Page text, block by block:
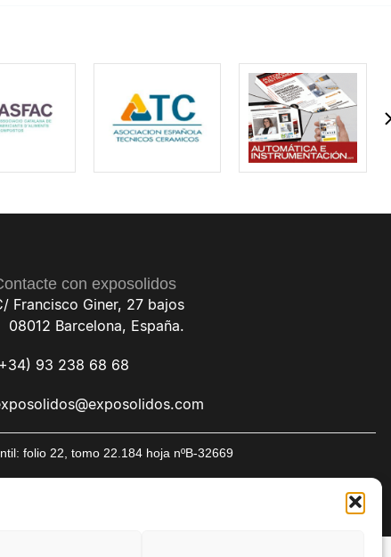
con exposolidos
Francisco Giner, 27 bajos
08012 Barcelona, España.
93 238 68 68
folio 22, tomo 22.184 hoja nºB-32669